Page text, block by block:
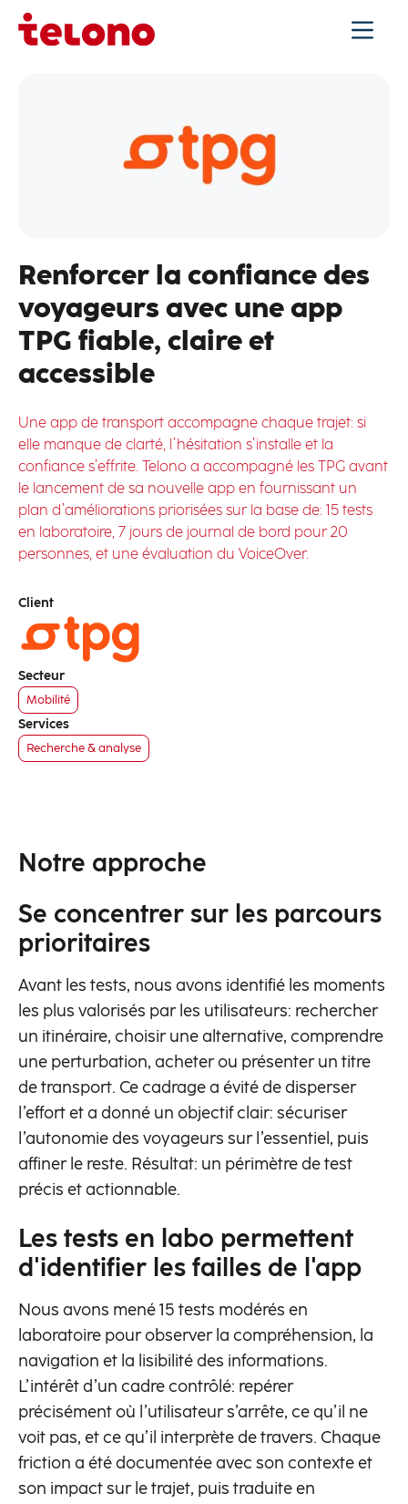
Renforcer la confiance des
voyageurs avec une app
TPG fiable, claire et
accessible
Une app de transport accompagne chaque trajet: si
elle manque de clarté, l’hésitation s’installe et la
confiance s’effrite. Telono a accompagné les TPG avant
le lancement de sa nouvelle app en fournissant un
plan d’améliorations priorisées sur la base de: 15 tests
en laboratoire, 7 jours de journal de bord pour 20
personnes, et une évaluation du VoiceOver.
Client
Secteur
Mobilité
Services
Recherche & analyse
Notre approche
Se concentrer sur les parcours
prioritaires
Avant les tests, nous avons identifié les moments
les plus valorisés par les utilisateurs: rechercher
un itinéraire, choisir une alternative, comprendre
une perturbation, acheter ou présenter un titre
de transport. Ce cadrage a évité de disperser
l’effort et a donné un objectif clair: sécuriser
l’autonomie des voyageurs sur l’essentiel, puis
affiner le reste. Résultat: un périmètre de test
précis et actionnable.
Les tests en labo permettent
d'identifier les failles de l'app
Nous avons mené 15 tests modérés en
laboratoire pour observer la compréhension, la
navigation et la lisibilité des informations.
L’intérêt d’un cadre contrôlé: repérer
précisément où l’utilisateur s’arrête, ce qu’il ne
voit pas, et ce qu’il interprète de travers. Chaque
friction a été documentée avec son contexte et
son impact sur le trajet, puis traduite en